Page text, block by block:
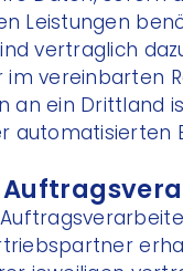
Leistungen
vertraglich
vereinbarten
an ein Drittland
automatisierten